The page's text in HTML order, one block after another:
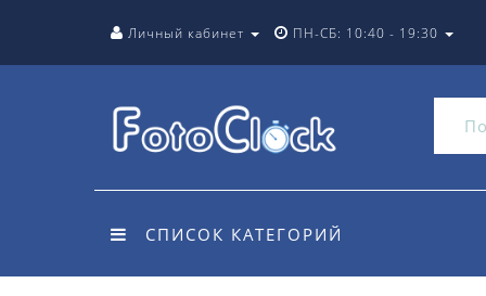
Личный кабинет ПН-СБ: 10:40 - 19:30
СПИСОК КАТЕГОРИЙ